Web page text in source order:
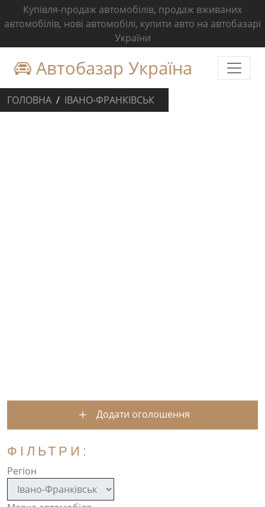
Купівля-продаж автомобілів, продаж вживаних
автомобілів, нові автомобілі, купити авто на автобазарі
України
Автобазар Україна
ГОЛОВНА ІВАНО-ФРАНКІВСЬК
Додати оголошення
ФІЛЬТРИ:
Регіон